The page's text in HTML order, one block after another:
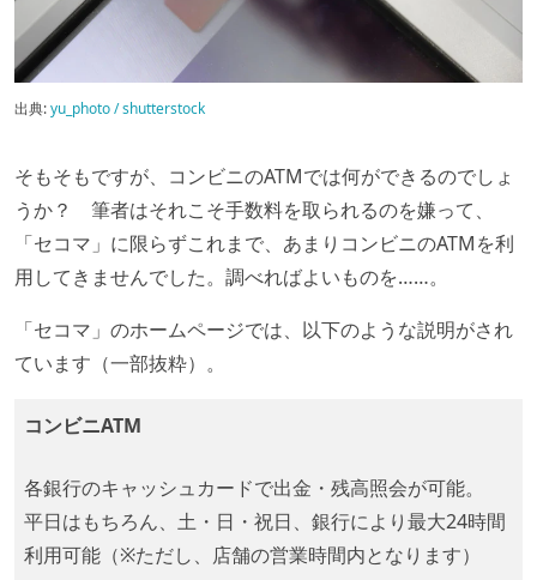
出典:yu_photo / shutterstock
そもそもですが、コンビニのATMでは何ができるのでしょ
うか？ 筆者はそれこそ手数料を取られるのを嫌って、
「セコマ」に限らずこれまで、あまりコンビニのATMを利
用してきませんでした。調べればよいものを……。
「セコマ」のホームページでは、以下のような説明がされ
ています（一部抜粋）。
コンビニATM
各銀行のキャッシュカードで出金・残高照会が可能。
平日はもちろん、土・日・祝日、銀行により最大24時間
利用可能（※ただし、店舗の営業時間内となります）